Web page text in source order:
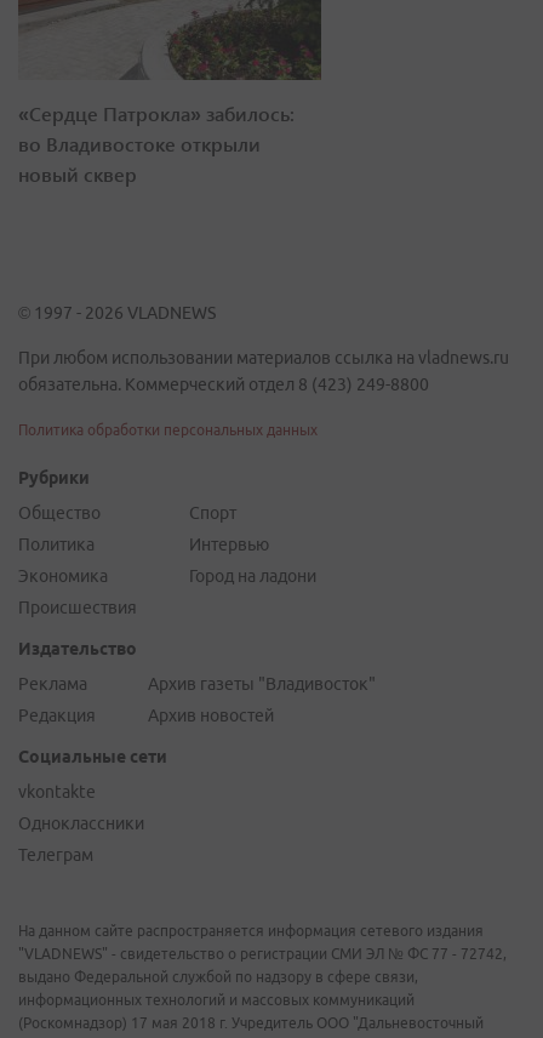
«Сердце Патрокла» забилось:
во Владивостоке открыли
новый сквер
© 1997 - 2026 VLADNEWS
При любом использовании материалов ссылка на vladnews.ru
обязательна. Коммерческий отдел 8 (423) 249-8800
Политика обработки персональных данных
Рубрики
Общество
Политика
Экономика
Происшествия
Спорт
Интервью
Город на ладони
Издательство
Реклама
Редакция
Архив газеты "Владивосток"
Архив новостей
Социальные сети
vkontakte
Одноклассники
Телеграм
На данном сайте распространяется информация сетевого издания
"VLADNEWS" - свидетельство о регистрации СМИ ЭЛ № ФС 77 - 72742,
выдано Федеральной службой по надзору в сфере связи,
информационных технологий и массовых коммуникаций
(Роскомнадзор) 17 мая 2018 г. Учредитель ООО "Дальневосточный